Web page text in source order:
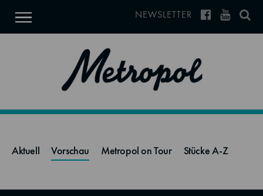
NEWSLETTER
Aktuell Vorschau Metropol on Tour Stücke A-Z